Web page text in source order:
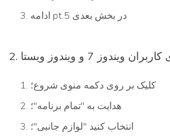
ادامه pt.5 در بخش بعدی
کلیک بر روی دکمه منوی شروع؛
هدایت به "تمام برنامه"؛
انتخاب کنید "لوازم جانبی"؛